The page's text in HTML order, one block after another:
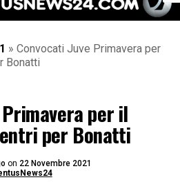
News 24
» Convocati Juve Primavera per
Bonatti
per il
per Bonatti
on 22 Novembre 2021